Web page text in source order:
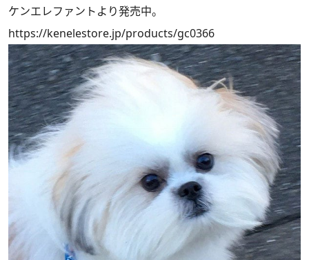
ケンエレファントより発売中。
https://kenelestore.jp/products/gc0366